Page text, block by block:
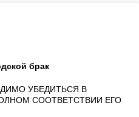
брак
УБЕДИТЬСЯ В
СООТВЕТСТВИИ ЕГО